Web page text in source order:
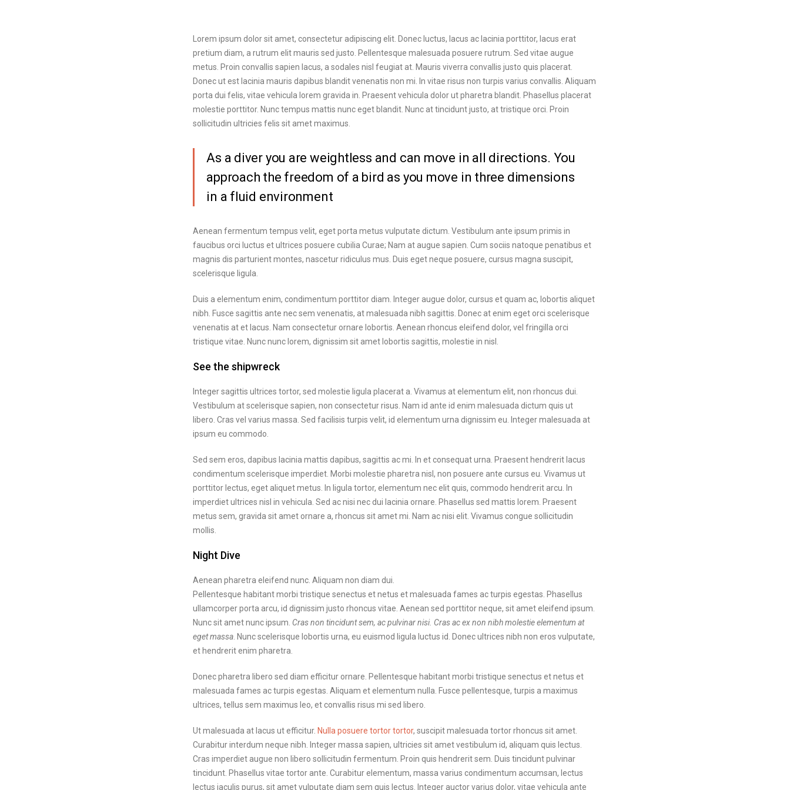
Lorem ipsum dolor sit amet, consectetur adipiscing elit. Donec luctus, lacus ac lacinia porttitor, lacus erat
pretium diam, a rutrum elit mauris sed justo. Pellentesque malesuada posuere rutrum. Sed vitae augue
metus. Proin convallis sapien lacus, a sodales nisl feugiat at. Mauris viverra convallis justo quis placerat.
Donec ut est lacinia mauris dapibus blandit venenatis non mi. In vitae risus non turpis varius convallis. Aliquam
porta dui felis, vitae vehicula lorem gravida in. Praesent vehicula dolor ut pharetra blandit. Phasellus placerat
molestie porttitor. Nunc tempus mattis nunc eget blandit. Nunc at tincidunt justo, at tristique orci. Proin
sollicitudin ultricies felis sit amet maximus.
As a diver you are weightless and can move in all directions. You
approach the freedom of a bird as you move in three dimensions
in a fluid environment
Aenean fermentum tempus velit, eget porta metus vulputate dictum. Vestibulum ante ipsum primis in
faucibus orci luctus et ultrices posuere cubilia Curae; Nam at augue sapien. Cum sociis natoque penatibus et
magnis dis parturient montes, nascetur ridiculus mus. Duis eget neque posuere, cursus magna suscipit,
scelerisque ligula.
Duis a elementum enim, condimentum porttitor diam. Integer augue dolor, cursus et quam ac, lobortis aliquet
nibh. Fusce sagittis ante nec sem venenatis, at malesuada nibh sagittis. Donec at enim eget orci scelerisque
venenatis at et lacus. Nam consectetur ornare lobortis. Aenean rhoncus eleifend dolor, vel fringilla orci
tristique vitae. Nunc nunc lorem, dignissim sit amet lobortis sagittis, molestie in nisl.
See the shipwreck
Integer sagittis ultrices tortor, sed molestie ligula placerat a. Vivamus at elementum elit, non rhoncus dui.
Vestibulum at scelerisque sapien, non consectetur risus. Nam id ante id enim malesuada dictum quis ut
libero. Cras vel varius massa. Sed facilisis turpis velit, id elementum urna dignissim eu. Integer malesuada at
ipsum eu commodo.
Sed sem eros, dapibus lacinia mattis dapibus, sagittis ac mi. In et consequat urna. Praesent hendrerit lacus
condimentum scelerisque imperdiet. Morbi molestie pharetra nisl, non posuere ante cursus eu. Vivamus ut
porttitor lectus, eget aliquet metus. In ligula tortor, elementum nec elit quis, commodo hendrerit arcu. In
imperdiet ultrices nisl in vehicula. Sed ac nisi nec dui lacinia ornare. Phasellus sed mattis lorem. Praesent
metus sem, gravida sit amet ornare a, rhoncus sit amet mi. Nam ac nisi elit. Vivamus congue sollicitudin
mollis.
Night Dive
Aenean pharetra eleifend nunc. Aliquam non diam dui.
Pellentesque habitant morbi tristique senectus et netus et malesuada fames ac turpis egestas. Phasellus
ullamcorper porta arcu, id dignissim justo rhoncus vitae. Aenean sed porttitor neque, sit amet eleifend ipsum.
Nunc sit amet nunc ipsum. Cras non tincidunt sem, ac pulvinar nisi. Cras ac ex non nibh molestie elementum at
eget massa . Nunc scelerisque lobortis urna, eu euismod ligula luctus id. Donec ultrices nibh non eros vulputate,
et hendrerit enim pharetra.
Donec pharetra libero sed diam efficitur ornare. Pellentesque habitant morbi tristique senectus et netus et
malesuada fames ac turpis egestas. Aliquam et elementum nulla. Fusce pellentesque, turpis a maximus
ultrices, tellus sem maximus leo, et convallis risus mi sed libero.
Ut malesuada at lacus ut efficitur. Nulla posuere tortor tortor, suscipit malesuada tortor rhoncus sit amet.
Curabitur interdum neque nibh. Integer massa sapien, ultricies sit amet vestibulum id, aliquam quis lectus.
Cras imperdiet augue non libero sollicitudin fermentum. Proin quis hendrerit sem. Duis tincidunt pulvinar
tincidunt. Phasellus vitae tortor ante. Curabitur elementum, massa varius condimentum accumsan, lectus
lectus iaculis purus, sit amet vulputate diam sem quis lectus. Integer auctor varius dolor, vitae vehicula ante